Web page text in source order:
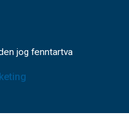
jog fenntartva